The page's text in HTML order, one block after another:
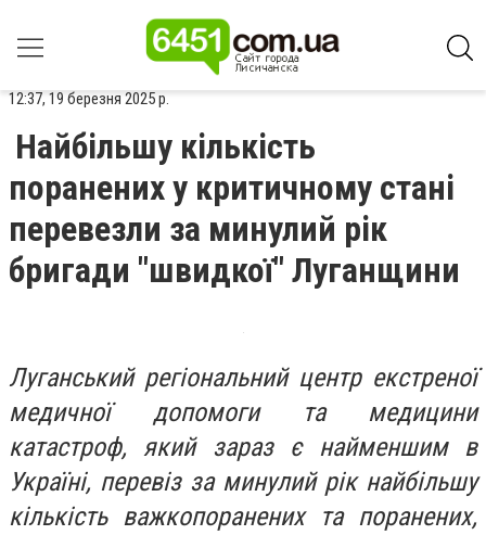
12:37, 19 березня 2025 р.
Найбільшу кількість
поранених у критичному стані
перевезли за минулий рік
бригади "швидкої" Луганщини
Луганський регіональний центр екстреної
медичної допомоги та медицини
катастроф, який зараз є найменшим в
Україні, перевіз за минулий рік найбільшу
кількість важкопоранених та поранених,